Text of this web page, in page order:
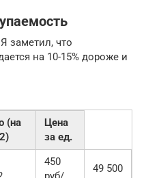
заметил, что
на 10-15% дороже и
(на
Цена
за ед.
450
49 500